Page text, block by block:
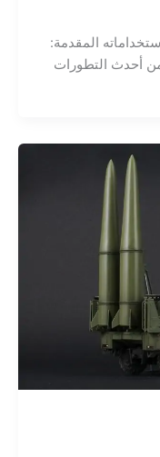
المقدمة:
من أحدث التطورات